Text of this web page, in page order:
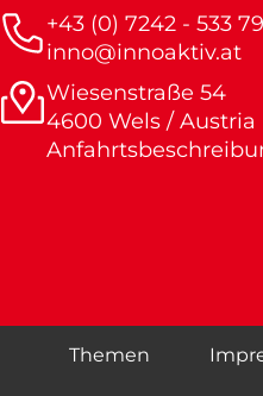
+43 (0) 7242 - 533 79
inno@innoaktiv.at
Wiesenstraße 54
4600 Wels / Austria
Themen